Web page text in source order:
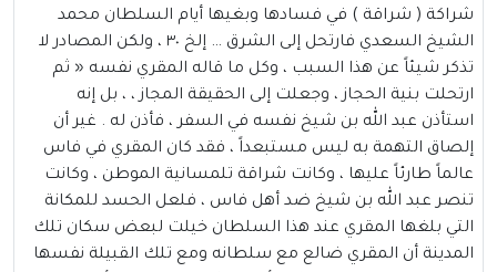
شراكة ( شراقة ) في فسادها وبغيها أيام السلطان محمد
الشيخ السعدي فارتحل إلى الشرق … إلخ ٣٠ ، ولكن المصادر لا
تذكر شيئاً عن هذا السبب ، وكل ما قاله المقري نفسه « ثم
ارتحلت بنية الحجاز ، وجعلت إلى الحقيقة المجاز ، ، بل إنه
استأذن عبد الله بن شيخ نفسه في السفر ، فأذن له . غير أن
إلصاق التهمة به ليس مستبعداً ، فقد كان المقري في فاس
عالماً طارئاً عليها ، وكانت شراقة تلمسانية الموطن ، وكانت
تنصر عبد الله بن شيخ ضد أهل فاس ، فلعل الحسد للمكانة
التي بلغها المقري عند هذا السلطان خيلت لبعض سكان تلك
المدينة أن المقري ضالع مع سلطانه ومع تلك القبيلة نفسها